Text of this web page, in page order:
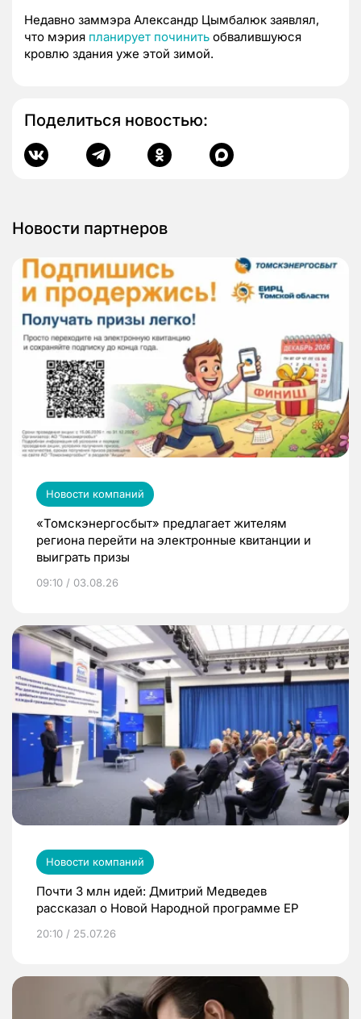
Недавно заммэра Александр Цымбалюк заявлял,
что мэрия планирует починить обвалившуюся
кровлю здания уже этой зимой.
Поделиться новостью:
Новости партнеров
Новости компаний
«Томскэнергосбыт» предлагает жителям
региона перейти на электронные квитанции и
выиграть призы
09:10 / 03.08.26
Новости компаний
Почти 3 млн идей: Дмитрий Медведев
рассказал о Новой Народной программе ЕР
20:10 / 25.07.26